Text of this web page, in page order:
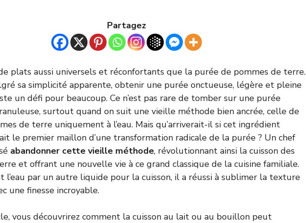
Partagez
plats aussi universels et réconfortants que la purée de pommes de terre.
sa simplicité apparente, obtenir une purée onctueuse, légère et pleine
un défi pour beaucoup. Ce n’est pas rare de tomber sur une purée
surtout quand on suit une vieille méthode bien ancrée, celle de
de terre uniquement à l’eau. Mais qu’arriverait-il si cet ingrédient
le premier maillon d’une transformation radicale de la purée ? Un chef
abandonner cette vieille méthode, révolutionnant ainsi la cuisson des
et offrant une nouvelle vie à ce grand classique de la cuisine familiale.
l’eau par un autre liquide pour la cuisson, il a réussi à sublimer la texture
une finesse incroyable.
vous découvrirez comment la cuisson au lait ou au bouillon peut